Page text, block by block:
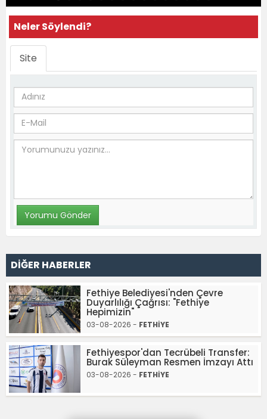
Neler Söylendi?
Site
DİĞER HABERLER
Fethiye Belediyesi'nden Çevre
Duyarlılığı Çağrısı: "Fethiye
Hepimizin"
03-08-2026 - FETHİYE
Fethiyespor'dan Tecrübeli Transfer:
Burak Süleyman Resmen İmzayı Attı
03-08-2026 - FETHİYE